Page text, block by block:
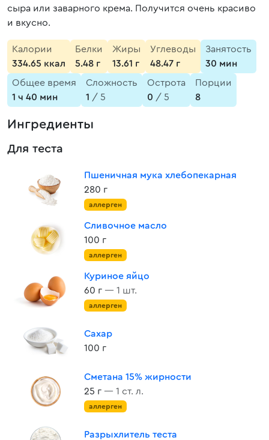
сыра или заварного крема. Получится очень красиво
и вкусно.
Калории
334.65 ккал
Белки
5.48 г
Жиры
13.61 г
Углеводы
48.47 г
Занятость
30 мин
Общее время
1 ч 40 мин
Сложность
1 / 5
Острота
0 / 5
Порции
8
Ингредиенты
Для теста
Пшеничная мука хлебопекарная
280 г
аллерген
Сливочное масло
100 г
аллерген
Куриное яйцо
60 г — 1 шт.
аллерген
Сахар
100 г
Сметана 15% жирности
25 г — 1 ст. л.
аллерген
Разрыхлитель теста